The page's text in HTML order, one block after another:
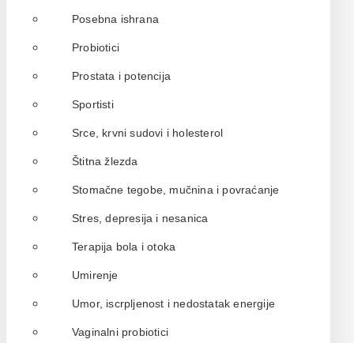
Posebna ishrana
Probiotici
Prostata i potencija
Sportisti
Srce, krvni sudovi i holesterol
Štitna žlezda
Stomačne tegobe, mučnina i povraćanje
Stres, depresija i nesanica
Terapija bola i otoka
Umirenje
Umor, iscrpljenost i nedostatak energije
Vaginalni probiotici